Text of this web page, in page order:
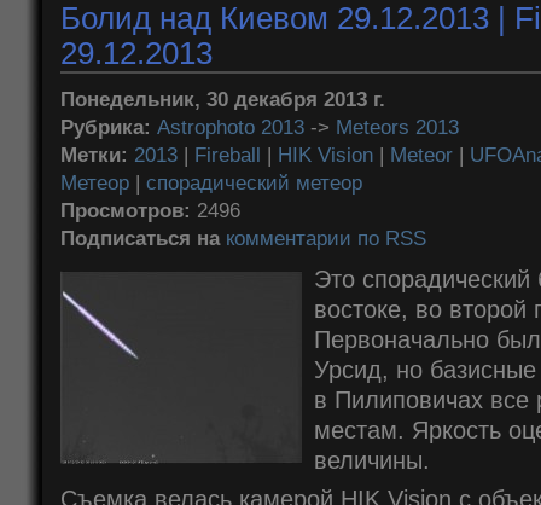
Болид над Киевом 29.12.2013 |
29.12.2013
Понедельник, 30 декабря 2013 г.
Рубрика: Astrophoto 2013 -> Meteors 2013
Метки: 2013 | Fireball | HIK Vision | Meteor |
Метеор | спорадический метеор
Просмотров: 2496
Подписаться на комментарии по RSS
Это
востоке, во второй
Первоначально
Урсид, но
в Пилиповичах все
местам. Яркость
величины.
Съемка велась камерой HIK Vision с